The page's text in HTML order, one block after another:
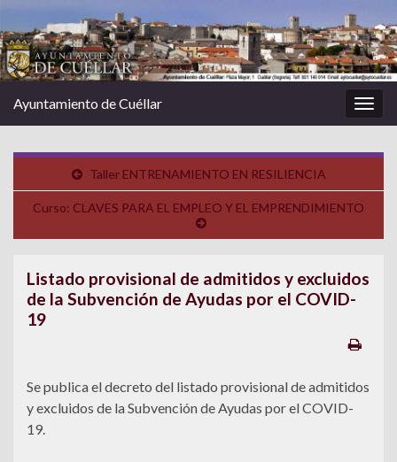
la
Ayuntamiento de Cuéllar
Taller ENTRENAMIENTO EN RESILIENCIA
Curso: CLAVES PARA EL EMPLEO Y EL EMPRENDIMIENTO
Listado provisional de admitidos y excluidos
de la Subvención de Ayudas por el COVID-
19
Se publica el decreto del listado provisional de admitidos
y excluidos de la Subvención de Ayudas por el COVID-
19.